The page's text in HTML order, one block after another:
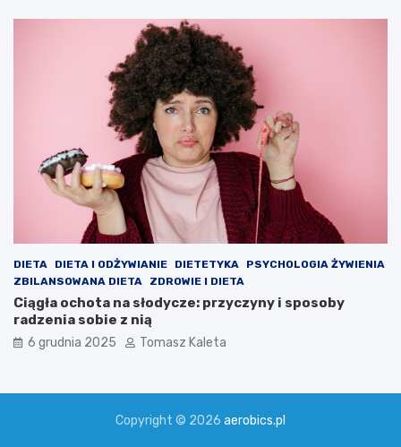
DIETA DIETA I ODŻYWIANIE DIETETYKA
PSYCHOLOGIA ŻYWIENIA
ZBILANSOWANA DIETA
ZDROWIE I DIETA
Ciągła ochota na słodycze: przyczyny i sposoby
radzenia sobie z nią
6 grudnia 2025 Tomasz Kaleta
Copyright © 2026 aerobics.pl